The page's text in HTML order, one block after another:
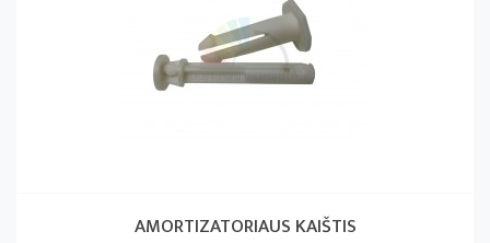
AMORTIZATORIAUS KAIŠTIS